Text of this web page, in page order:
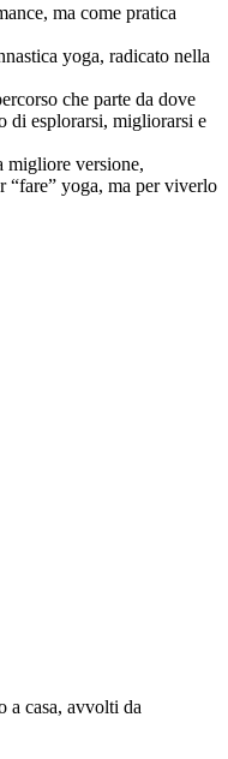
ma come pratica
yoga, radicato nella
che parte da dove
di esplorarsi, migliorarsi e
migliore versione,
“fare” yoga, ma per viverlo
a casa, avvolti da